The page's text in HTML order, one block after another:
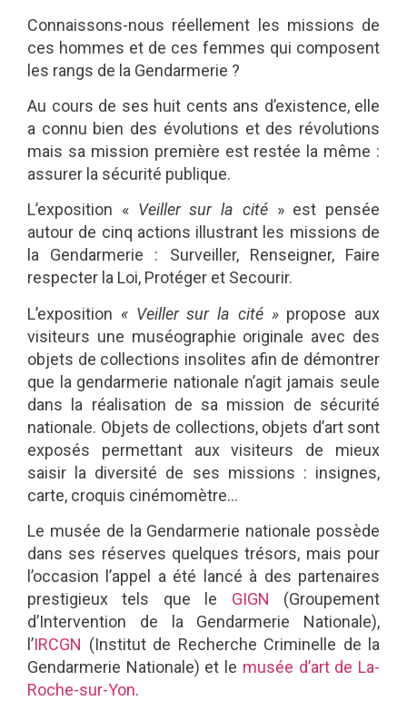
Connaissons-nous réellement les missions de
ces hommes et de ces femmes qui composent
les rangs de la Gendarmerie ?
Au cours de ses huit cents ans d’existence, elle
a connu bien des évolutions et des révolutions
mais sa mission première est restée la même :
assurer la sécurité publique.
L’exposition « Veiller sur la cité» est pensée
autour de cinq actions illustrant les missions de
la Gendarmerie : Surveiller, Renseigner, Faire
respecter la Loi, Protéger et Secourir.
L’exposition « Veiller sur la cité » propose aux
visiteurs une muséographie originale avec des
objets de collections insolites afin de démontrer
que la gendarmerie nationale n’agit jamais seule
dans la réalisation de sa mission de sécurité
nationale. Objets de collections, objets d’art sont
exposés permettant aux visiteurs de mieux
saisir la diversité de ses missions : insignes,
carte, croquis cinémomètre…
Le musée de la Gendarmerie nationale possède
dans ses réserves quelques trésors, mais pour
l’occasion l’appel a été lancé à des partenaires
prestigieux tels que le GIGN (Groupement
d’Intervention de la Gendarmerie Nationale),
l’IRCGN (Institut de Recherche Criminelle de la
Gendarmerie Nationale) et le musée d’art de La-
Roche-sur-Yon.